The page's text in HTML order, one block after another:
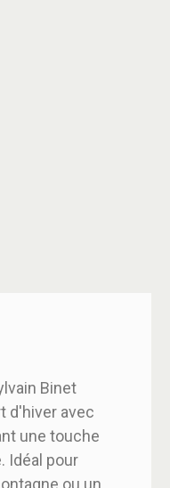
Binet
d'hiver avec
une touche
Idéal pour
ou un